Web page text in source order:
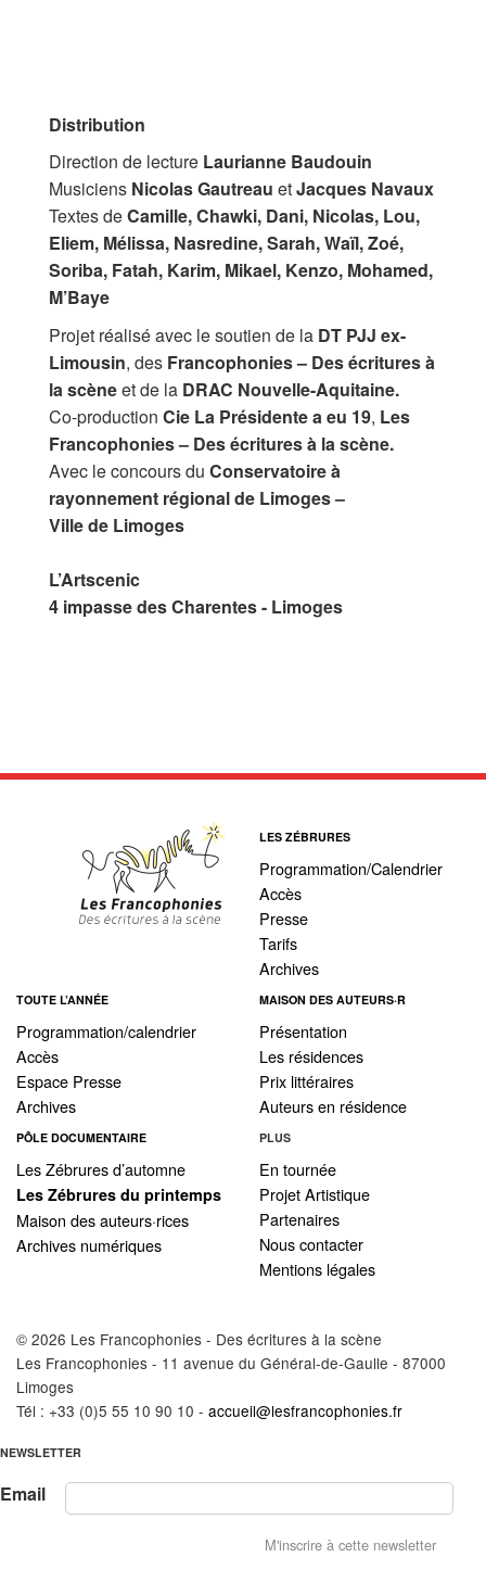
Distribution
Direction de lecture Laurianne Baudouin
Musiciens Nicolas Gautreau etJacques Navaux
Textes deCamille, Chawki, Dani, Nicolas, Lou,
Eliem, Mélissa, Nasredine, Sarah, Waïl, Zoé,
Soriba, Fatah, Karim, Mikael, Kenzo, Mohamed,
M’Baye
Projet réalisé avec le soutien de la DT PJJ ex-
Limousin, des Francophonies – Des écritures à
la scèneet de la DRAC Nouvelle-Aquitaine.
Co-production Cie La Présidente a eu 19, Les
Francophonies – Des écritures à la scène.
Avec le concours du Conservatoire à
rayonnement régional de Limoges –
Ville de Limoges
L’Artscenic
4 impasse des Charentes - Limoges
LES ZÉBRURES
Programmation/Calendrier
Accès
Presse
Tarifs
Archives
TOUTE L’ANNÉE
Programmation/calendrier
Accès
Espace Presse
Archives
MAISON DES AUTEURS·R
Présentation
Les résidences
Prix littéraires
Auteurs en résidence
PÔLE DOCUMENTAIRE
Les Zébrures d’automne
Les Zébrures du printemps
Maison des auteurs·rices
Archives numériques
PLUS
En tournée
Projet Artistique
Partenaires
Nous contacter
Mentions légales
© 2026 Les Francophonies - Des écritures à la scène
Les Francophonies - 11 avenue du Général-de-Gaulle - 87000
Limoges
Tél : +33 (0)5 55 10 90 10 - accueil@lesfrancophonies.fr
NEWSLETTER
Email